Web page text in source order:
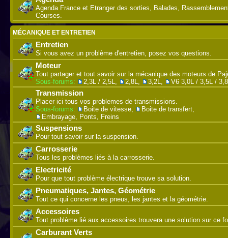
Agenda France et Etranger des sorties, Balades,
Courses.
MÉCANIQUE ET ENTRETIEN
Entretien
Si vous avez un problème d'entretien, posez vos questions.
Moteur
Tout partager et tout savoir sur la mécanique des moteurs de
Sous-forums:
2,3L / 2,5L, 2,8L, 3,2L, V6 3,0L / 3,5L /
Transmission
Placer ici tous vos problemes de transmissions.
Sous-forums:
Boite de vitesse, Boite de transfert,
Embrayage, Ponts, Freins
Suspensions
Pour tout savoir sur la suspension.
Carrosserie
Tous les problèmes liés à la carrosserie.
Electricité
Pour que tout problème électrique trouve sa solution.
Pneumatiques, Jantes, Géométrie
Tout ce qui concerne les pneus, les jantes et la géométrie.
Accessoires
Tout problème lié aux accessoires trouvera une solution sur ce
Carburant Verts